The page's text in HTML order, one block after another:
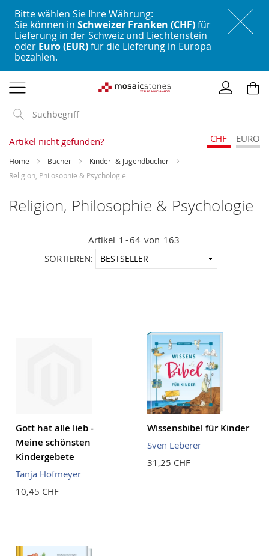
Bitte wählen Sie Ihre Währung:
Sie können in Schweizer Franken (CHF)für
Lieferung in der Schweiz und Liechtenstein
oder Euro (EUR)für die Lieferung in Europa
bezahlen.
zum
Inhalt
Artikel nicht gefunden? CHF EURO
Home Bücher
Kinder- & Jugendbücher
Religion, Philosophie & Psychologie
Religion, Philosophie & Psychologie
Artikel 1 -64 von 163
SORTIEREN:
Gott hat alle lieb -
Meine schönsten
Kindergebete
Tanja Hofmeyer
10,45 CHF
Wissensbibel für Kinder
Sven Leberer
31,25 CHF